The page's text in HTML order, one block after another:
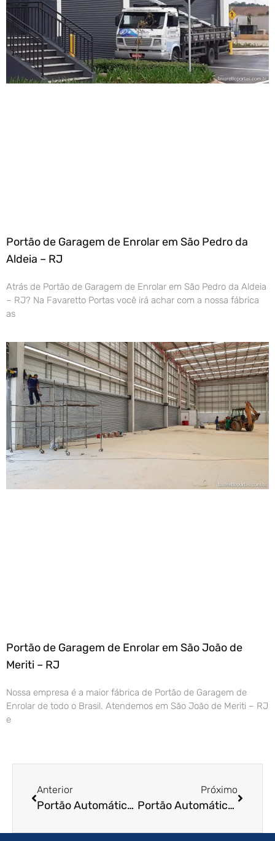
Portão de Garagem de Enrolar em São Pedro da
Aldeia – RJ
Atrás de Portão de Garagem de Enrolar em São Pedro da Aldeia
– RJ? Na Favaretto Portas você irá achar com a nossa fábrica
as
Portão de Garagem de Enrolar em São João de
Meriti – RJ
Nossa empresa é a maior fábrica de Portão de Garagem de
Enrolar de todo o Brasil. Atendemos em São João de Meriti – RJ
e
Anterior
Portão Automático de Enrolar em Aracaju – SE
Próximo
Portão Automático de Enrolar em Lorena – SP